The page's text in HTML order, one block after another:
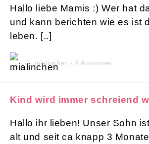
Hallo liebe Mamis :) Wer hat
und kann berichten wie es ist
leben. [..]
mialinchen - 4 Antworten
Kind wird immer schreiend
Hallo ihr lieben! Unser Sohn
alt und seit ca knapp 3